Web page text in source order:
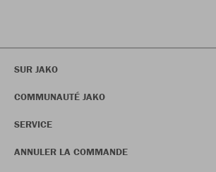
SUR JAKO
COMMUNAUTÉ JAKO
SERVICE
ANNULER LA COMMANDE